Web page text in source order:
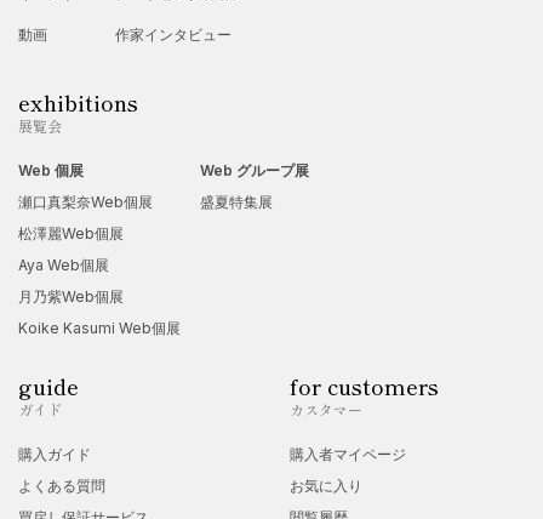
動画 作家インタビュー
exhibitions
展覧会
Web 個展
瀬口真梨奈Web個展
松澤麗Web個展
Aya Web個展
月乃紫Web個展
Koike Kasumi Web個展
Web グループ展
盛夏特集展
guide
ガイド
購入ガイド
よくある質問
for customers
カスタマー
購入者マイページ
お気に入り